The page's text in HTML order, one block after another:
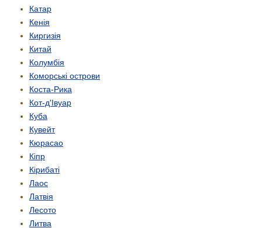
Катар
Кенія
Киргизія
Китай
Колумбія
Коморські острови
Коста-Рика
Кот-д'Івуар
Куба
Кувейт
Кюрасао
Кіпр
Кірибаті
Лаос
Латвія
Лесото
Литва